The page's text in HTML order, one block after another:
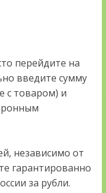
перейдите на
введите сумму
с товаром) и
независимо от
гарантированно
за рубли.